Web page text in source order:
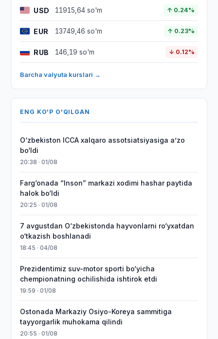
USD 11915,64 so'm ↑ 0.24%
EUR 13749,46 so'm ↑ 0.23%
RUB 146,19 so'm ↓ 0.12%
Barcha valyuta kurslari →
ENG KO'P O'QILGAN
O‘zbekiston ICCA xalqaro assotsiatsiyasiga aʼzo
bo‘ldi
20:38 · 01/08
Farg‘onada “Inson” markazi xodimi hashar paytida
halok bo‘ldi
20:25 · 01/08
7 avgustdan O‘zbekistonda hayvonlarni ro‘yxatdan
o‘tkazish boshlanadi
18:45 · 04/08
Prezidentimiz suv-motor sporti bo‘yicha
chempionatning ochilishida ishtirok etdi
19:59 · 01/08
Ostonada Markaziy Osiyo-Koreya sammitiga
tayyorgarlik muhokama qilindi
20:55 · 01/08